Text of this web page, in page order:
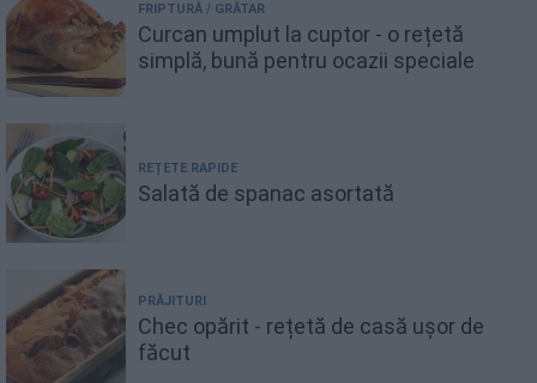
FRIPTURĂ / GRĂTAR
Curcan umplut la cuptor - o rețetă
simplă, bună pentru ocazii speciale
REȚETE RAPIDE
Salată de spanac asortată
PRĂJITURI
Chec opărit - rețetă de casă ușor de
făcut